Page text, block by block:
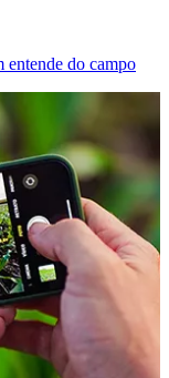
entende do campo